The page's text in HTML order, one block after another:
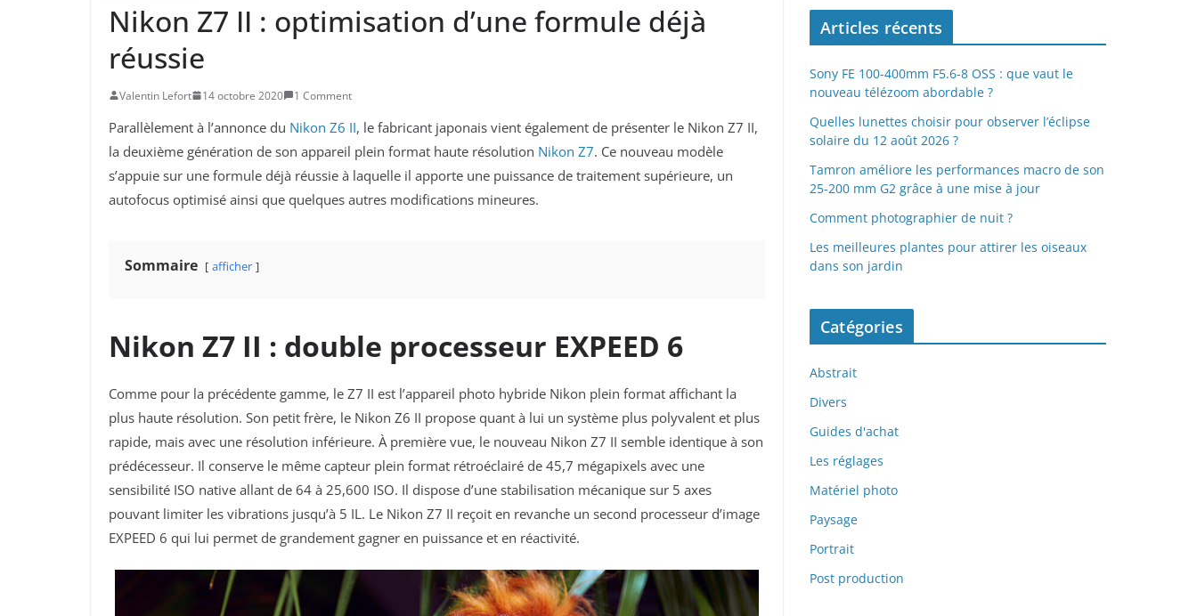
Nikon Z7 II : optimisation d’une formule déjà
réussie
Valentin Lefort 14 octobre 2020 1 Comment
Parallèlement à l’annonce du Nikon Z6 II, le fabricant japonais vient également de présenter le Nikon Z7 II,
la deuxième génération de son appareil plein format haute résolution Nikon Z7. Ce nouveau modèle
s’appuie sur une formule déjà réussie à laquelle il apporte une puissance de traitement supérieure, un
autofocus optimisé ainsi que quelques autres modifications mineures.
Sommaire afficher
Nikon Z7 II : double processeur EXPEED 6
Comme pour la précédente gamme, le Z7 II est l’appareil photo hybride Nikon plein format affichant la
plus haute résolution. Son petit frère, le Nikon Z6 II propose quant à lui un système plus polyvalent et plus
rapide, mais avec une résolution inférieure. À première vue, le nouveau Nikon Z7 II semble identique à son
prédécesseur. Il conserve le même capteur plein format rétroéclairé de 45,7 mégapixels avec une
sensibilité ISO native allant de 64 à 25,600 ISO. Il dispose d’une stabilisation mécanique sur 5 axes
pouvant limiter les vibrations jusqu’à 5 IL. Le Nikon Z7 II reçoit en revanche un second processeur d’image
EXPEED 6 qui lui permet de grandement gagner en puissance et en réactivité.
Articles récents
Sony FE 100-400mm F5.6-8 OSS : que vaut le
nouveau télézoom abordable ?
Quelles lunettes choisir pour observer l’éclipse
solaire du 12 août 2026 ?
Tamron améliore les performances macro de son
25-200 mm G2 grâce à une mise à jour
Comment photographier de nuit ?
Les meilleures plantes pour attirer les oiseaux
dans son jardin
Catégories
Abstrait
Divers
Guides d'achat
Les réglages
Matériel photo
Paysage
Portrait
Post production